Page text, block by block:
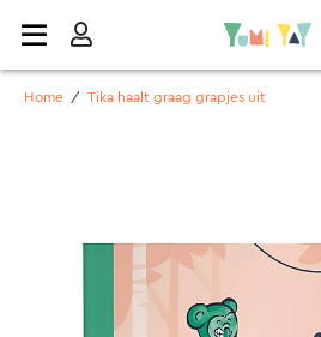
Home / Tika haalt graag grapjes uit